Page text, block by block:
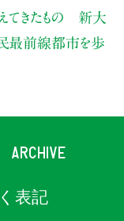
えてきたもの 新大
最前線都市を歩
ARCHIVE
表記